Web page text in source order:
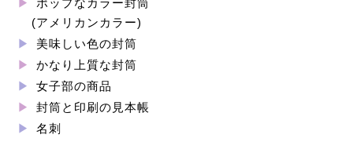
ポップなカラー封筒
(アメリカンカラー)
美味しい色の封筒
かなり上質な封筒
女子部の商品
封筒と印刷の見本帳
名刺